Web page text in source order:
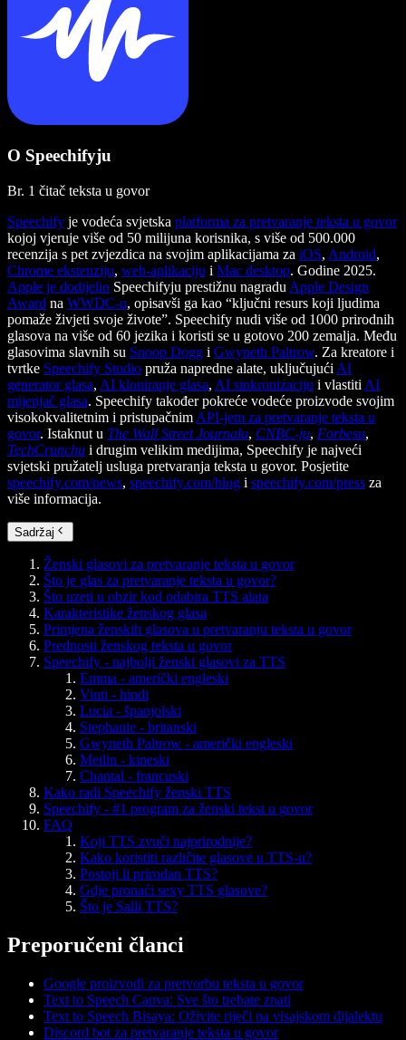
O Speechifyju
Br. 1 čitač teksta u govor
Speechify je vodeća svjetska platforma za pretvaranje teksta u govor
kojoj vjeruje više od 50 milijuna korisnika, s više od 500.000
recenzija s pet zvjezdica na svojim aplikacijama za iOS, Android,
Chrome ekstenziju, web-aplikaciju i Mac desktop. Godine 2025.
Apple je dodijelio Speechifyju prestižnu nagradu Apple Design
Award na WWDC-u, opisavši ga kao “ključni resurs koji ljudima
pomaže živjeti svoje živote”. Speechify nudi više od 1000 prirodnih
glasova na više od 60 jezika i koristi se u gotovo 200 zemalja. Među
glasovima slavnih su Snoop Dogg i Gwyneth Paltrow. Za kreatore i
tvrtke Speechify Studio pruža napredne alate, uključujući AI
generator glasa, AI kloniranje glasa, AI sinkronizaciju i vlastiti AI
mijenjač glasa. Speechify također pokreće vodeće proizvode svojim
visokokvalitetnim i pristupačnim API-jem za pretvaranje teksta u
govor. Istaknut u The Wall Street Journalu, CNBC-ju, Forbesu,
TechCrunchu i drugim velikim medijima, Speechify je najveći
svjetski pružatelj usluga pretvaranja teksta u govor. Posjetite
speechify.com/news, speechify.com/blog i speechify.com/press za
više informacija.
Sadržaj
Ženski glasovi za pretvaranje teksta u govor
Što je glas za pretvaranje teksta u govor?
Što uzeti u obzir kod odabira TTS alata
Karakteristike ženskog glasa
Primjena ženskih glasova u pretvaranju teksta u govor
Prednosti ženskog teksta u govor
Speechify - najbolji ženski glasovi za TTS
Emma - američki engleski
Vinti - hindi
Lucia - španjolski
Stephanie - britanski
Gwyneth Paltrow - američki engleski
Meilin - kineski
Chantal - francuski
Kako radi Speechify ženski TTS
Speechify - #1 program za ženski tekst u govor
FAQ
Koji TTS zvuči najprirodnije?
Kako koristiti različite glasove u TTS-u?
Postoji li prirodan TTS?
Gdje pronaći sexy TTS glasove?
Što je Salli TTS?
Preporučeni članci
Google proizvodi za pretvorbu teksta u govor
Text to Speech Canva: Sve što trebate znati
Text to Speech Bisaya: Oživite riječi na visajskom dijalektu
Discord bot za pretvaranje teksta u govor